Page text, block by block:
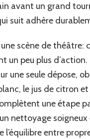
avant un grand
suit adhère
scène de théâtre:
un peu plus
une seule dépose,
le jus de citron
une étape
nettoyage
l’équilibre entre